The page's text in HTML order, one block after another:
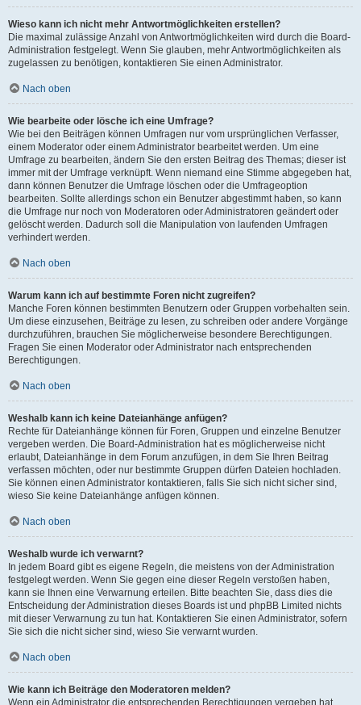
Wieso kann ich nicht mehr Antwortmöglichkeiten erstellen?
Die maximal zulässige Anzahl von Antwortmöglichkeiten wird durch die Board-
Administration festgelegt. Wenn Sie glauben, mehr Antwortmöglichkeiten als
zugelassen zu benötigen, kontaktieren Sie einen Administrator.
Nach oben
Wie bearbeite oder lösche ich eine Umfrage?
Wie bei den Beiträgen können Umfragen nur vom ursprünglichen Verfasser,
einem Moderator oder einem Administrator bearbeitet werden. Um eine
Umfrage zu bearbeiten, ändern Sie den ersten Beitrag des Themas; dieser ist
immer mit der Umfrage verknüpft. Wenn niemand eine Stimme abgegeben hat,
dann können Benutzer die Umfrage löschen oder die Umfrageoption
bearbeiten. Sollte allerdings schon ein Benutzer abgestimmt haben, so kann
die Umfrage nur noch von Moderatoren oder Administratoren geändert oder
gelöscht werden. Dadurch soll die Manipulation von laufenden Umfragen
verhindert werden.
Nach oben
Warum kann ich auf bestimmte Foren nicht zugreifen?
Manche Foren können bestimmten Benutzern oder Gruppen vorbehalten sein.
Um diese einzusehen, Beiträge zu lesen, zu schreiben oder andere Vorgänge
durchzuführen, brauchen Sie möglicherweise besondere Berechtigungen.
Fragen Sie einen Moderator oder Administrator nach entsprechenden
Berechtigungen.
Nach oben
Weshalb kann ich keine Dateianhänge anfügen?
Rechte für Dateianhänge können für Foren, Gruppen und einzelne Benutzer
vergeben werden. Die Board-Administration hat es möglicherweise nicht
erlaubt, Dateianhänge in dem Forum anzufügen, in dem Sie Ihren Beitrag
verfassen möchten, oder nur bestimmte Gruppen dürfen Dateien hochladen.
Sie können einen Administrator kontaktieren, falls Sie sich nicht sicher sind,
wieso Sie keine Dateianhänge anfügen können.
Nach oben
Weshalb wurde ich verwarnt?
In jedem Board gibt es eigene Regeln, die meistens von der Administration
festgelegt werden. Wenn Sie gegen eine dieser Regeln verstoßen haben,
kann sie Ihnen eine Verwarnung erteilen. Bitte beachten Sie, dass dies die
Entscheidung der Administration dieses Boards ist und phpBB Limited nichts
mit dieser Verwarnung zu tun hat. Kontaktieren Sie einen Administrator, sofern
Sie sich die nicht sicher sind, wieso Sie verwarnt wurden.
Nach oben
Wie kann ich Beiträge den Moderatoren melden?
Wenn ein Administrator die entsprechenden Berechtigungen vergeben hat,